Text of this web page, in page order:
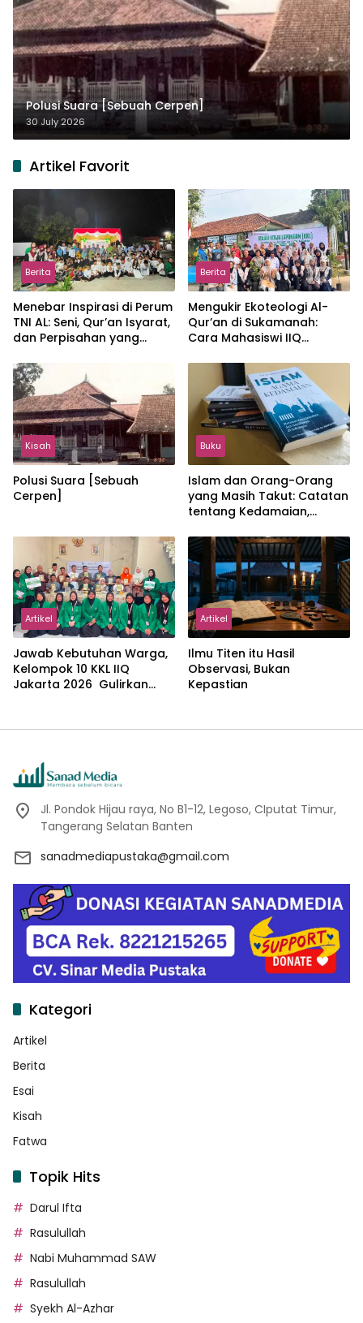
Polusi Suara [Sebuah Cerpen]
30 July 2026
Artikel Favorit
Berita
Menebar Inspirasi di Perum
TNI AL: Seni, Qur’an Isyarat,
dan Perpisahan yang
Berita
Mengukir Ekoteologi Al-
Qur’an di Sukamanah:
Cara Mahasiswi IIQ
Jonggol
Kisah
Polusi Suara [Sebuah
Cerpen]
Buku
Islam dan Orang-Orang
yang Masih Takut: Catatan
tentang Kedamaian,
dalam Pemikiran Masykuri
Abdillah
Artikel
Jawab Kebutuhan Warga,
Kelompok 10 KKL IIQ
Jakarta 2026 Gulirkan
Artikel
Ilmu Titen itu Hasil
Observasi, Bukan
Kepastian
Jl. Pondok Hijau raya, No B1-12, Legoso, CIputat Timur,
Tangerang Selatan Banten
sanadmediapustaka@gmail.com
Kategori
Artikel
Berita
Esai
Kisah
Fatwa
Topik Hits
Darul Ifta
Rasulullah
Nabi Muhammad SAW
Rasulullah
Syekh Al-Azhar